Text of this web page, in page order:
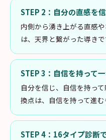
STEP 2 ： 自分の直感を
内側から湧き上がる直感
は、天界と繋がった導きで
STEP3 ： 自信を持って
自分を信じ、自信を持っ
換点は、自信を持って進む
STEP4 ： 16タイプ診断